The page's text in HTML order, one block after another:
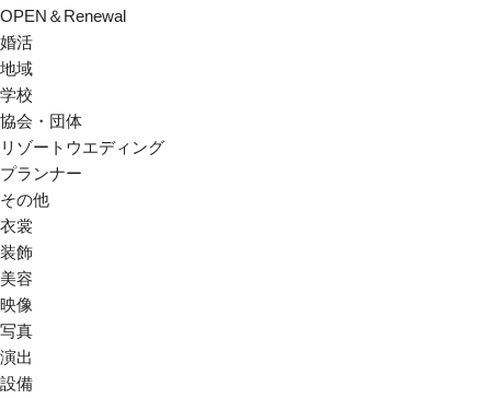
OPEN＆Renewal
婚活
地域
学校
協会・団体
リゾートウエディング
プランナー
その他
衣裳
装飾
美容
映像
写真
演出
設備